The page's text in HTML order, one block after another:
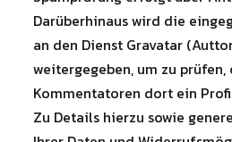
Darüberhinaus wird die
an den Dienst Gravatar
weitergegeben, um zu prüfen,
Kommentatoren dort ein
Zu Details hierzu sowie